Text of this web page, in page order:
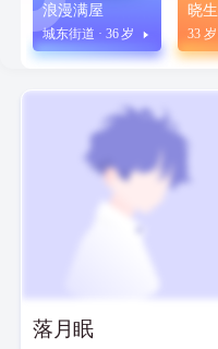
浪漫满屋
城东街道 · 36 岁
晓生
33 岁
落月眠